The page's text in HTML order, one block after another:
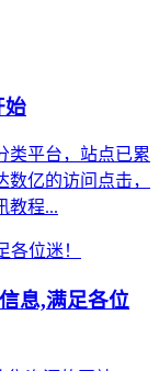
始
类平台，站点已累
亿的访问点击，
教程...
息,满足各位